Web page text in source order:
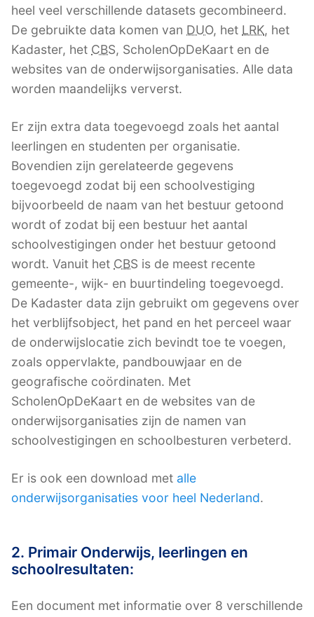
heel veel verschillende datasets gecombineerd.
De gebruikte data komen van DUO, het LRK, het
Kadaster, het CBS, ScholenOpDeKaart en de
websites van de onderwijsorganisaties. Alle data
worden maandelijks ververst.
Er zijn extra data toegevoegd zoals het aantal
leerlingen en studenten per organisatie.
Bovendien zijn gerelateerde gegevens
toegevoegd zodat bij een schoolvestiging
bijvoorbeeld de naam van het bestuur getoond
wordt of zodat bij een bestuur het aantal
schoolvestigingen onder het bestuur getoond
wordt. Vanuit het CBS is de meest recente
gemeente-, wijk- en buurtindeling toegevoegd.
De Kadaster data zijn gebruikt om gegevens over
het verblijfsobject, het pand en het perceel waar
de onderwijslocatie zich bevindt toe te voegen,
zoals oppervlakte, pandbouwjaar en de
geografische coördinaten. Met
ScholenOpDeKaart en de websites van de
onderwijsorganisaties zijn de namen van
schoolvestigingen en schoolbesturen verbeterd.
Er is ook een download met alle
onderwijsorganisaties voor heel Nederland.
2. Primair Onderwijs, leerlingen en
schoolresultaten:
Een document met informatie over 8 verschillende